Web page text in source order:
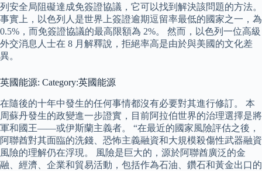
列安全局阻礙達成免簽證協議，它可以找到解決該問題的方法。
事實上，以色列人是世界上簽證逾期逗留率最低的國家之一，為
0.5%，而免簽證協議的最高限額為 2%。 然而，以色列一位高級
外交消息人士在 8 月解釋說，拒絕率高是由於與美國的文化差
異。
英國能源: Category:英國能源
在隨後的十年中發生的任何事情都沒有必要對其進行修訂。 本
周蘇丹發生的政變進一步證實，目前阿拉伯世界的治理選擇是將
軍和國王——或伊斯蘭主義者。 “在最近的國家風險評估之後，
阿聯酋對其面臨的洗錢、恐怖主義融資和大規模殺傷性武器融資
風險的理解仍在浮現。 風險是巨大的，源於阿聯酋廣泛的金
融、經濟、企業和貿易活動，包括作為石油、鑽石和黃金出口的